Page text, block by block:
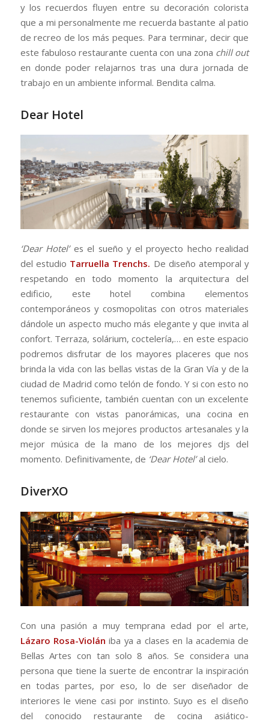
y los recuerdos fluyen entre su decoración colorista
que a mi personalmente me recuerda bastante al patio
de recreo de los más peques. Para terminar, decir que
este fabuloso restaurante cuenta con una zona chill out
en donde poder relajarnos tras una dura jornada de
trabajo en un ambiente informal. Bendita calma.
Dear Hotel
‘Dear Hotel’ es el sueño y el proyecto hecho realidad
del estudio Tarruella Trenchs. De diseño atemporal y
respetando en todo momento la arquitectura del
edificio, este hotel combina elementos
contemporáneos y cosmopolitas con otros materiales
dándole un aspecto mucho más elegante y que invita al
confort. Terraza, solárium, coctelería,… en este espacio
podremos disfrutar de los mayores placeres que nos
brinda la vida con las bellas vistas de la Gran Vía y de la
ciudad de Madrid como telón de fondo. Y si con esto no
tenemos suficiente, también cuentan con un excelente
restaurante con vistas panorámicas, una cocina en
donde se sirven los mejores productos artesanales y la
mejor música de la mano de los mejores djs del
momento. Definitivamente, de ‘Dear Hotel’al cielo.
DiverXO
Con una pasión a muy temprana edad por el arte,
Lázaro Rosa-Violán iba ya a clases en la academia de
Bellas Artes con tan solo 8 años. Se considera una
persona que tiene la suerte de encontrar la inspiración
en todas partes, por eso, lo de ser diseñador de
interiores le viene casi por instinto. Suyo es el diseño
del conocido restaurante de cocina asiático-